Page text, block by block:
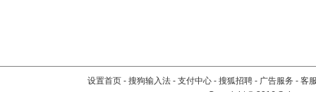
设置首页 - 搜狗输入法 - 支付中心 - 搜狐招聘 - 广告服务 - 客